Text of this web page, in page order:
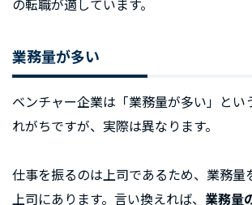
の転職が適しています。
業務量が多い
ベンチャー企業は「業務量が多い」とい
れがちですが、実際は異なります。
仕事を振るのは上司であるため、業務量
上司にあります。言い換えれば、 業務量